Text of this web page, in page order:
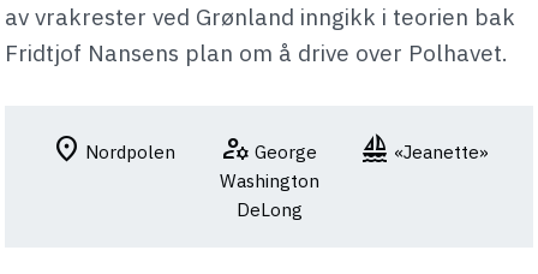
av vrakrester ved Grønland inngikk i teorien bak
Fridtjof Nansens plan om å drive over Polhavet.
location_on Nordpolen manage_accounts George
Washington
DeLong
sailing «Jeanette»